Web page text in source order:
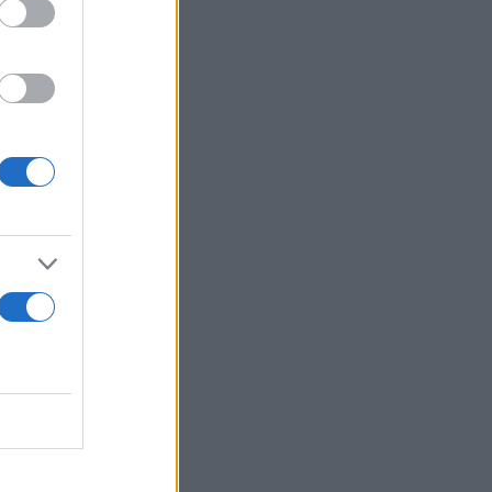
were left
του
Βίλα